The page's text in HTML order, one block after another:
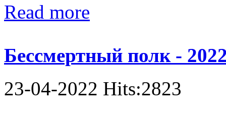
Read more
Бессмертный полк -
23-04-2022 Hits:2823